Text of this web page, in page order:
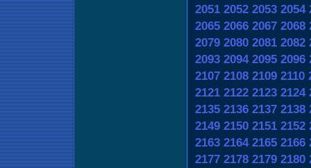
2051 2052 2053 2054
2065 2066 2067 2068
2079 2080 2081 2082
2093 2094 2095 2096
2107 2108 2109 2110
2121 2122 2123 2124
2135 2136 2137 2138
2149 2150 2151 2152
2163 2164 2165 2166
2177 2178 2179 2180